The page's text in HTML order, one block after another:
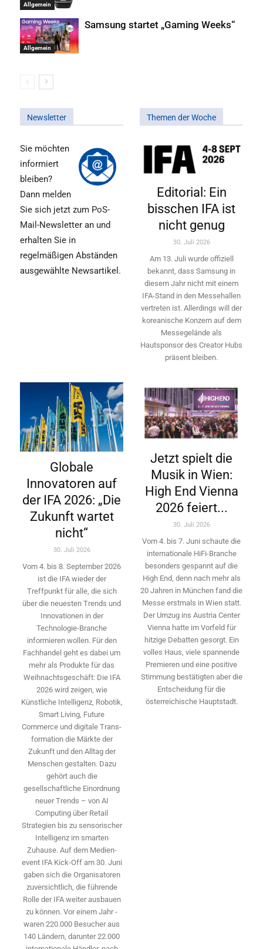
Allgemein
Allgemein
Samsung startet „Gaming Weeks“
Newsletter
Sie möchten
informiert
bleiben?
Dann melden
Sie sich jetzt zum PoS-
Mail-Newsletter an und
erhalten Sie in
regelmäßigen Abständen
ausgewählte Newsartikel.
Themen der Woche
Editorial: Ein
bisschen IFA ist
nicht genug
30. Juli 2026
Am 13. Juli wurde offiziell
bekannt, dass Samsung in
diesem Jahr nicht mit einem
IFA-Stand in den Messehallen
vertreten ist. Allerdings will ­der
koreanische Konzern auf dem
Messegelände als
Hautsponsor des Creator Hubs
präsent bleiben.
Globale
Innovatoren auf
der IFA 2026: „Die
Zukunft wartet
nicht“
30. Juli 2026
Vom 4. bis 8. September 2026
ist die IFA wieder der
Treffpunkt für alle, die sich
über die neuesten Trends und
Innovationen in der
Technologie-­Branche
informieren wollen. Für den
Fachhandel geht es dabei um
mehr als Produkte für das
Weihnachtsgeschäft: Die IFA
2026 wird ­zeigen, wie
Künstliche Intelligenz, Robotik,
Smart Living, Future
Commerce und digitale Trans­
formation die Märkte der
Zukunft und den Alltag der
Menschen gestalten. Dazu
gehört auch die
gesellschaftliche Einordnung
neuer Trends – von AI
Computing über Retail
Strategien bis zu sensorischer
Intelligenz im smarten
Zuhause. Auf dem Medien­
event IFA Kick-Off am 30. Juni
gaben sich die Organisatoren
zuversichtlich, die führende
Rolle der IFA weiter ausbauen
zu können. Vor einem Jahr ­
waren 220.000 Besucher aus
140 ­Ländern, ­darunter 22.000
Jetzt spielt die
Musik in Wien:
High End Vienna
2026 feiert...
30. Juli 2026
Vom 4. bis 7. Juni schaute die
internationale HiFi-Branche
besonders gespannt auf die
High End, denn nach mehr als
20 Jahren in München fand die
Messe erstmals in Wien statt.
Der Umzug ins Austria Center
Vienna hatte im Vorfeld für
hitzige Debatten gesorgt. Ein
volles Haus, viele spannende
Premieren und eine positive
Stimmung bestätigten aber die
Entscheidung für die
österreichische Hauptstadt.